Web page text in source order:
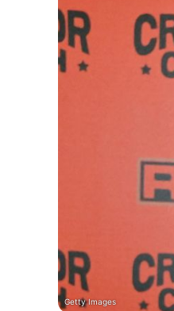
Getty Images